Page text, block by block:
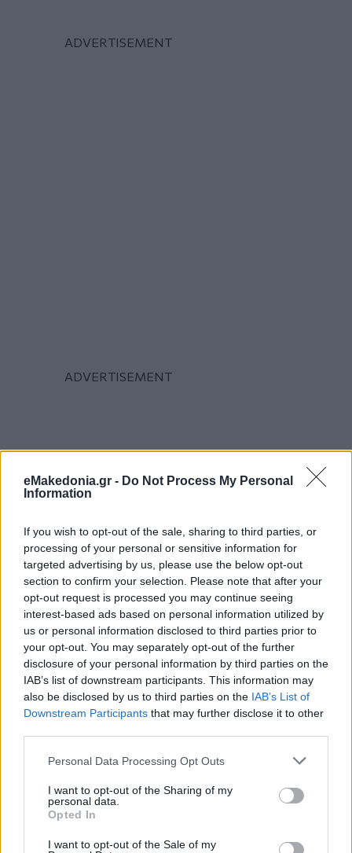
eMakedonia.gr - Do Not Process My Personal
Information
If you wish to opt-out of the sale, sharing to third parties, or
processing of your personal or sensitive information for
targeted advertising by us, please use the below opt-out
section to confirm your selection. Please note that after your
opt-out request is processed you may continue seeing
interest-based ads based on personal information utilized by
us or personal information disclosed to third parties prior to
your opt-out. You may separately opt-out of the further
disclosure of your personal information by third parties on the
IAB’s list of downstream participants. This information may
also be disclosed by us to third parties on the IAB’s List of
Downstream Participants that may further disclose it to other
Please note that this website/app uses one or more Google
not limited to your visit or usage behaviour. You may click to
grant or deny consent to Google and its third-party tags to
use your data for below specified purposes in below Google
consent section.
Personal Data Processing Opt Outs
I want to opt-out of the Sharing of my
personal data.
Opted In
I want to opt-out of the Sale of my
πριν 1 ώρα
Αποχαιρετιστήριο